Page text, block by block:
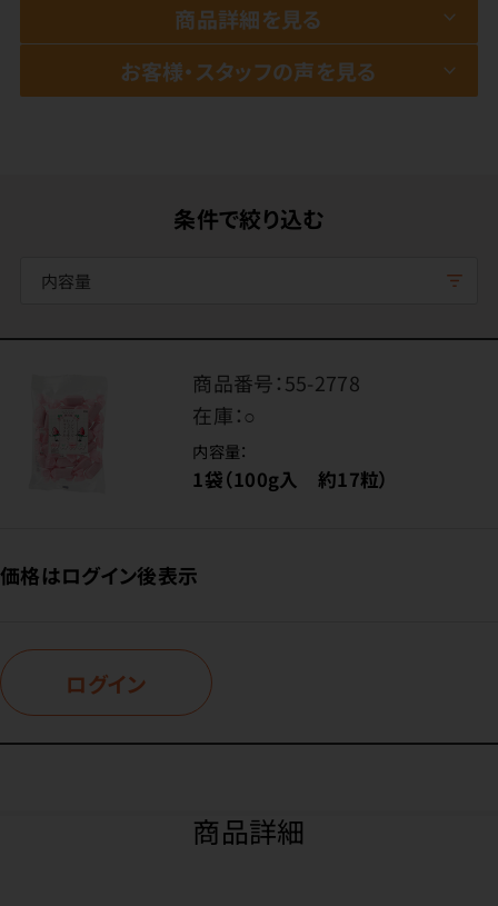
商品詳細を見る
お客様・スタッフの声を見る
条件で絞り込む
内容量
商品番号：55-2778
在庫：○
内容量：
1袋（100g入 約17粒）
価格はログイン後表示
ログイン
商品詳細